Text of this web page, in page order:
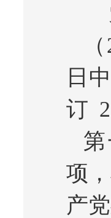
日
订
项
产